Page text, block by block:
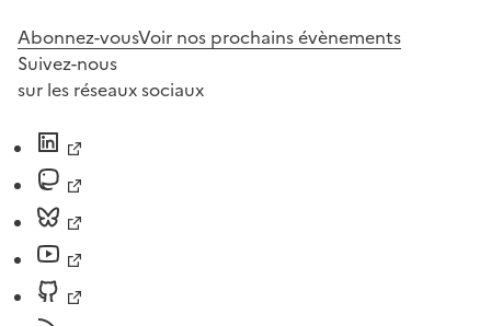
Abonnez-vousVoir nos prochains évènements
Suivez-nous
sur les réseaux sociaux